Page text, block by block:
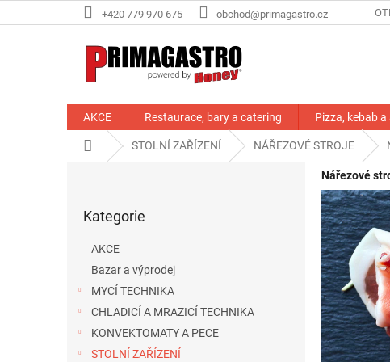
na
+420 779 970 675 obchod@primagastro.cz
AKCE Restaurace, bary a catering Pizza, kebab a
Domů STOLNÍ ZAŘÍZENÍ NÁŘEZOVÉ STROJE
kategorie
Kategorie
AKCE
Bazar a výprodej
MYCÍ TECHNIKA
CHLADICÍ A MRAZICÍ TECHNIKA
KONVEKTOMATY A PECE
STOLNÍ ZAŘÍZENÍ
Nářezové